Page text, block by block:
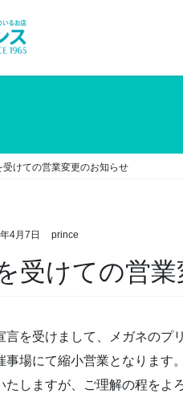
受けての営業変更のお知らせ
4月7日 prince
受けての営
言を受けまして、メガネの
場にて縮小営業となります。
しますが、ご理解の程をよ